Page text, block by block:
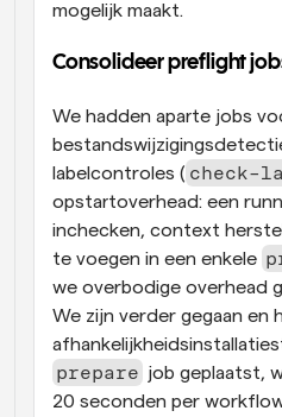
mogelijk maakt.
Consolideer preflight
We hadden aparte jobs
labelcontroles ( check-
opstartoverhead: een
inchecken, context
te voegen in een enkele
we overbodige overhead
We zijn verder gegaan en
prepare job geplaatst,
20 seconden per